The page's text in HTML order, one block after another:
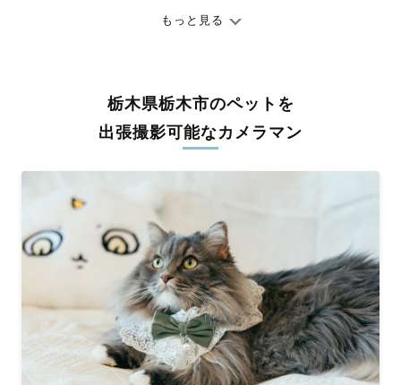
ありのままの空気感を大切に、何十年経っても見返したくなるよ
料金は全国どこでも一律。わかりやすく安心の価格設定です。オ
リジナルの研修と厳正な審査に合格し、撮影技術やホスピタリテ
ィを身につけたプロのカメラマンが全国47都道府県に在籍してい
丁寧なレタッチで思い出を美しく仕上げます
撮影後は、独自の編集技術で写真の明るさや色合いを丁寧に調
整。自然な雰囲気を残しつつも、おしゃれで洗練された仕上がり
に。きっと「こんな写真を撮ってほしかった！」と思える一枚に
出会えます。まずは、ラブグラフの撮影事例をご覧ください。
もっと見る
栃木県栃木市のペットを
出張撮影可能なカメラマン